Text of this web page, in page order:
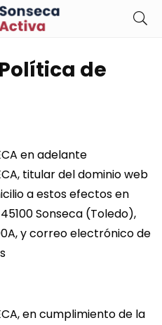
de
en adelante
titular del dominio web
a estos efectos en
Sonseca (Toledo),
y correo electrónico de
en cumplimiento de la